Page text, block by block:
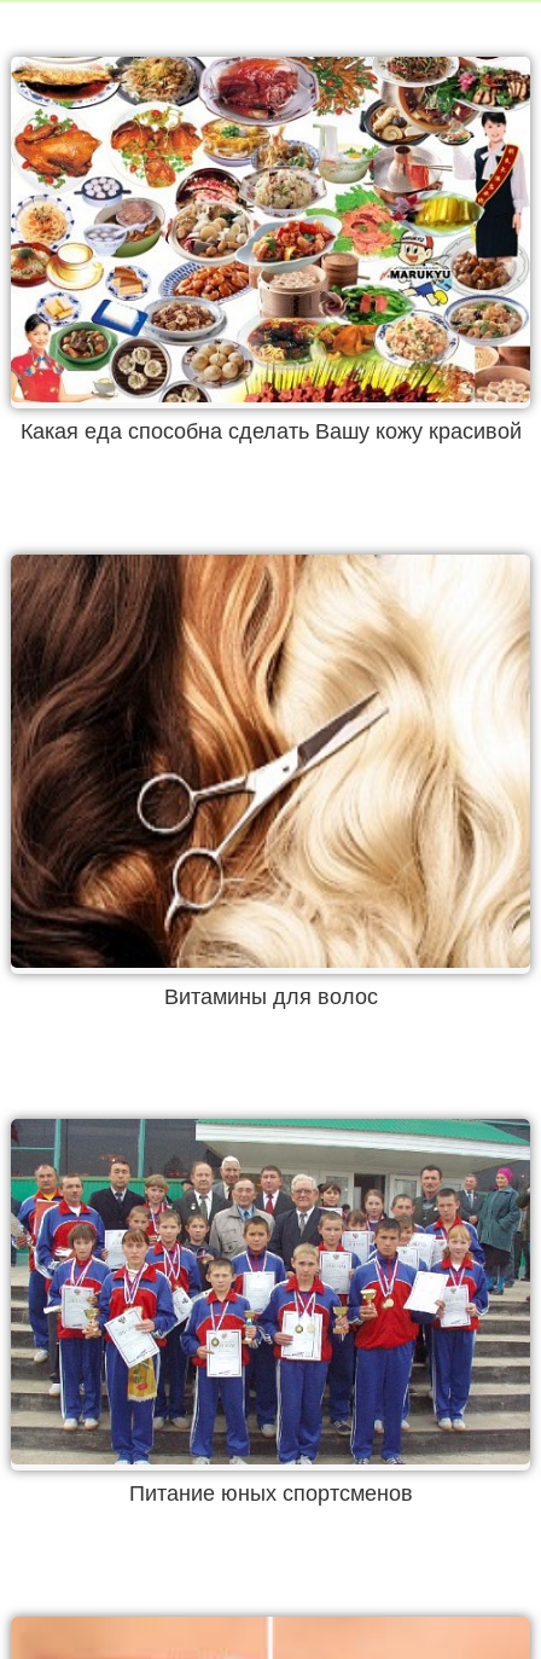
Какая еда способна сделать Вашу кожу красивой
Витамины для волос
Питание юных спортсменов